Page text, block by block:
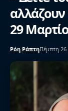
αλλάζουν
29
Ρόη ΡάπτηΠέμπτη